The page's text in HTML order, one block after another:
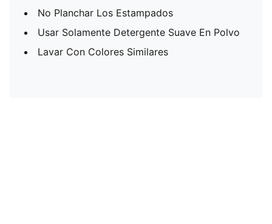
No Planchar Los Estampados
Usar Solamente Detergente Suave En Polvo
Lavar Con Colores Similares